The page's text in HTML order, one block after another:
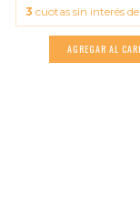
3 cuotas sin interés de